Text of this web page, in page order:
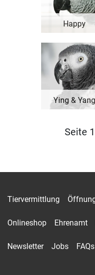
Happy
Ying & Yang
Seite
Tiervermittlung
Onlineshop Ehrenamt
Newsletter Jobs FAQs